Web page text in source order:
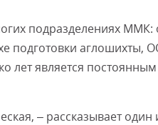
подразделениях ММК:
подготовки аглошихты,
лет является
– рассказывает